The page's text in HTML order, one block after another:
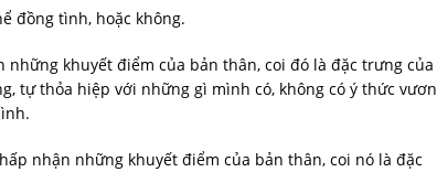
đồng tình, hoặc không.
những khuyết điểm của bản thân, coi đó là đặc trưng của
tự thỏa hiệp với những gì mình có, không có ý thức vươn
nhận những khuyết điểm của bản thân, coi nó là đặc